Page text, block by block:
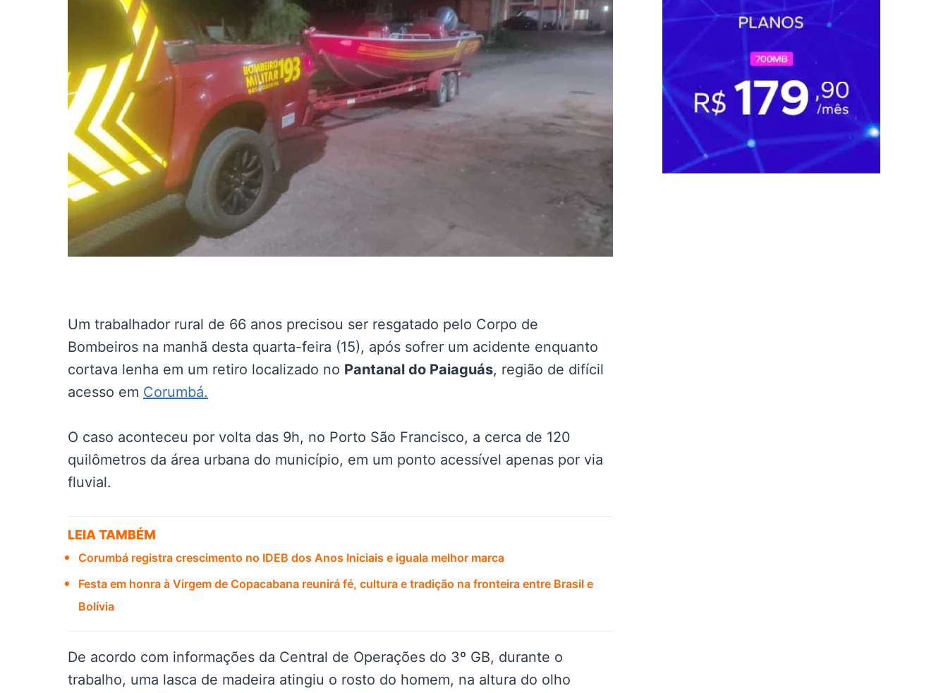
Um trabalhador rural de 66 anos precisou ser resgatado pelo Corpo de
Bombeiros na manhã desta quarta-feira (15), após sofrer um acidente enquanto
cortava lenha em um retiro localizado no Pantanal do Paiaguás, região de difícil
acesso em Corumbá.
O caso aconteceu por volta das 9h, no Porto São Francisco, a cerca de 120
quilômetros da área urbana do município, em um ponto acessível apenas por via
fluvial.
LEIA TAMBÉM
Corumbá registra crescimento no IDEB dos Anos Iniciais e iguala melhor marca
Festa em honra à Virgem de Copacabana reunirá fé, cultura e tradição na fronteira entre Brasil e
Bolívia
De acordo com informações da Central de Operações do 3º GB, durante o
trabalho, uma lasca de madeira atingiu o rosto do homem, na altura do olho